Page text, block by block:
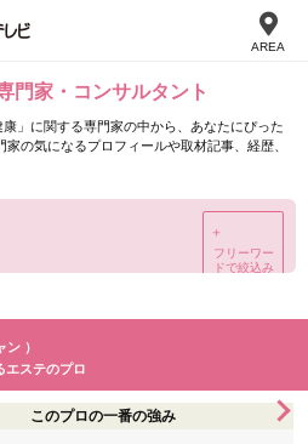
AREA
門家・コンサルタント
」に関する専門家の中から、あなたにぴった
の気になるプロフィールや取材記事、経歴、
＋
フリーワー
ドで絞込み
ン ）
エステのプロ
このプロの一番の強み